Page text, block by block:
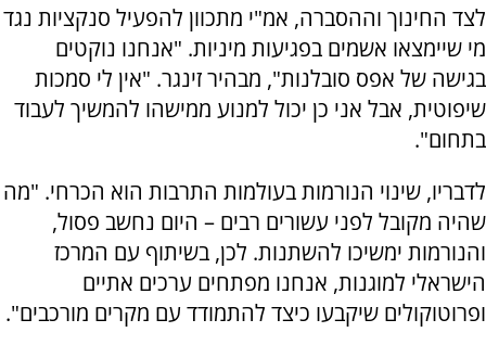
לצד החינוך וההסברה, אמ"י מתכוון להפעיל סנקציות נגד
מי שיימצאו אשמים בפגיעות מיניות. "אנחנו נוקטים
בגישה של אפס סובלנות", מבהיר זינגר. "אין לי סמכות
שיפוטית, אבל אני כן יכול למנוע ממישהו להמשיך לעבוד
בתחום".
לדבריו, שינוי הנורמות בעולמות התרבות הוא הכרחי. "מה
שהיה מקובל לפני עשורים רבים – היום נחשב פסול,
והנורמות ימשיכו להשתנות. לכן, בשיתוף עם המרכז
הישראלי למוגנות, אנחנו מפתחים ערכים אתיים
ופרוטוקולים שיקבעו כיצד להתמודד עם מקרים מורכבים".